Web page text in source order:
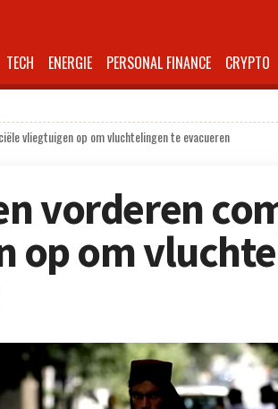
TECH ENERGIE PERSONAL FINANCE CRYPTO
vliegtuigen op om vluchtelingen te evacueren
vorderen
op om